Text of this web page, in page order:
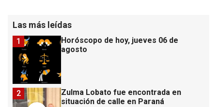
Las más leídas
Horóscopo de hoy, jueves 06 de
agosto
1
Zulma Lobato fue encontrada en
situación de calle en Paraná
2